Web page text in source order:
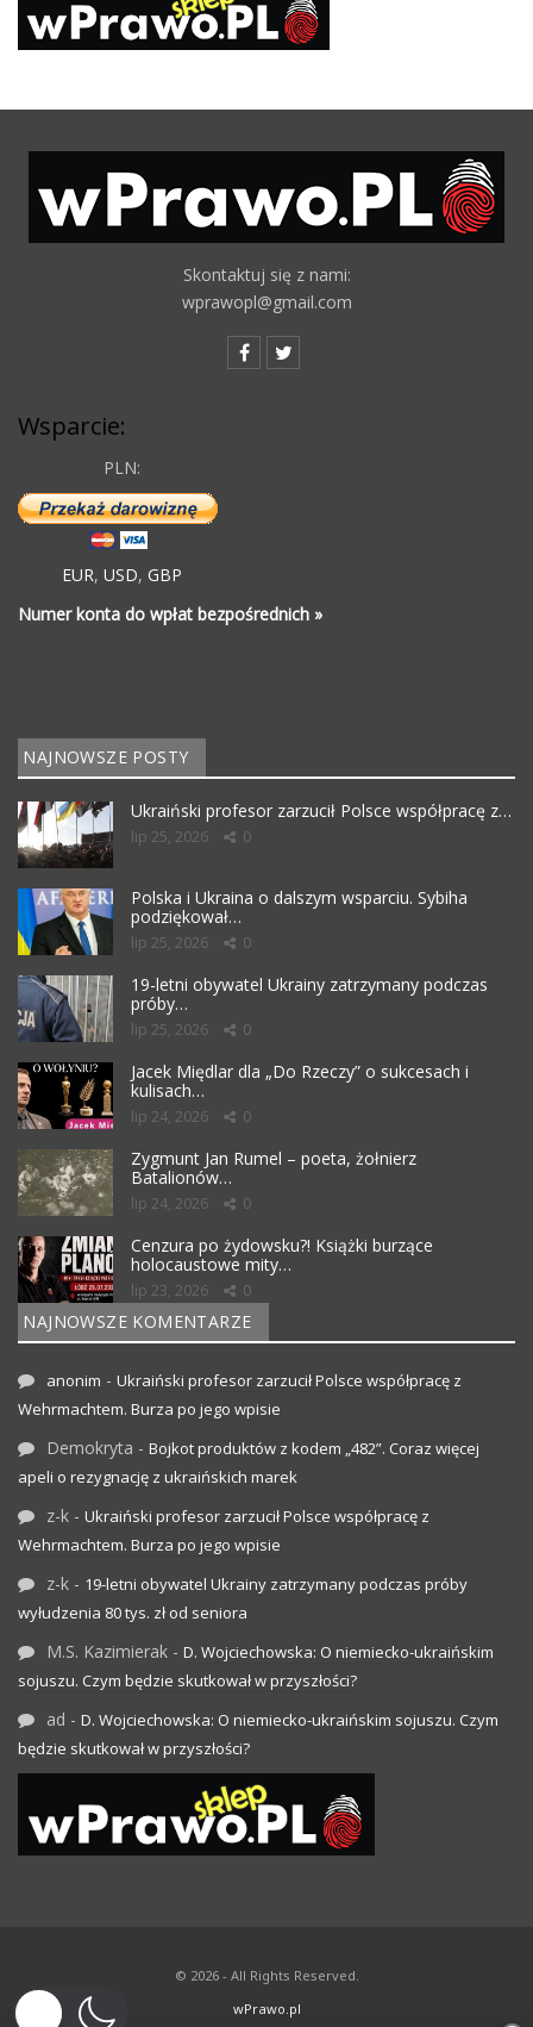
Skontaktuj się z nami:
wprawopl@gmail.com
Wsparcie:
PLN:
EUR, USD, GBP
Numer konta do wpłat bezpośrednich »
NAJNOWSZE POSTY
Ukraiński profesor zarzucił Polsce współpracę z…
lip 25, 2026 0
Polska i Ukraina o dalszym wsparciu. Sybiha
podziękował…
lip 25, 2026 0
19-letni obywatel Ukrainy zatrzymany podczas
próby…
lip 25, 2026 0
Jacek Międlar dla „Do Rzeczy” o sukcesach i
kulisach…
lip 24, 2026 0
Zygmunt Jan Rumel – poeta, żołnierz
Batalionów…
lip 24, 2026 0
Cenzura po żydowsku?! Książki burzące
holocaustowe mity…
lip 23, 2026 0
NAJNOWSZE KOMENTARZE
anonim - Ukraiński profesor zarzucił Polsce współpracę z
Wehrmachtem. Burza po jego wpisie
Demokryta - Bojkot produktów z kodem „482”. Coraz więcej
apeli o rezygnację z ukraińskich marek
z-k - Ukraiński profesor zarzucił Polsce współpracę z
Wehrmachtem. Burza po jego wpisie
z-k - 19-letni obywatel Ukrainy zatrzymany podczas próby
wyłudzenia 80 tys. zł od seniora
M.S. Kazimierak - D. Wojciechowska: O niemiecko-ukraińskim
sojuszu. Czym będzie skutkował w przyszłości?
ad - D. Wojciechowska: O niemiecko-ukraińskim sojuszu. Czym
będzie skutkował w przyszłości?
© 2026 - All Rights Reserved.
wPrawo.pl